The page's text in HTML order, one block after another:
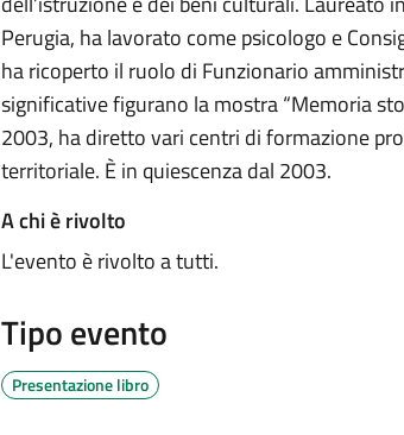
Perugia, ha lavorato come psicologo e
ha ricoperto il ruolo di Funzionario
significative figurano la mostra “Memoria
2003, ha diretto vari centri di formazione
territoriale. È in quiescenza dal 2003.
A chi è rivolto
L'evento è rivolto a tutti.
Tipo evento
Presentazione libro